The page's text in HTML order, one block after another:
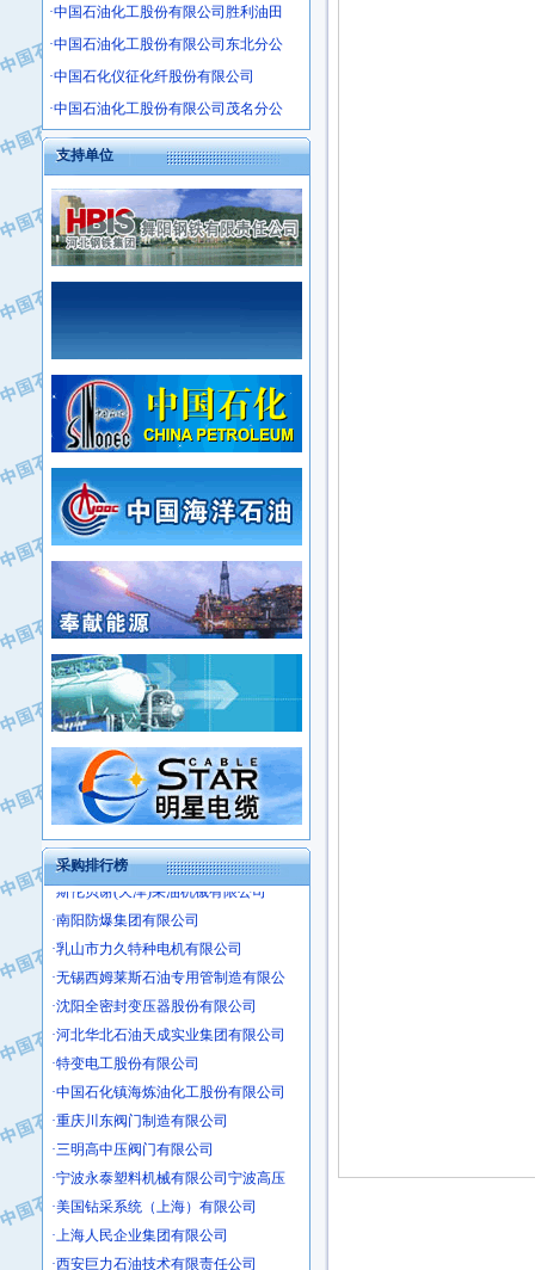
·浙江瑞普环境技术有限公司
·华北石油新大禹环保设备有限公司
·河北翼凌机械制造总厂
·实华(天津)国际贸易有限公司
·上海宝钢商贸有限公司
·正泰集团
·华北油田科达开发有限公司
·上海高桥电缆（集团）有限公司
·中核苏阀科技实业股份有限公司
·山特电子（深圳）有限公司
·常州市中兴石油化工助剂有限公司
·姜堰市三联助剂有限公司
·四川中光高技术研究所有限责任公司
·江苏天安防雷工程有限责任公司
·自贡五洲防腐安装有限公司
·中国石油化工股份有限公司胜利油田
·中国石油化工股份有限公司东北分公
·中国石化仪征化纤股份有限公司
·中国石油化工股份有限公司茂名分公
支持单位
采购排行榜
·靖江市天和泵业有限公司
·中油油气勘探软件国家工程研究中心
·西安长庆钻宇集团咸阳石化有限公司
·新疆新冠控制系统工程有限公司
·华北石油津工机械制造有限公司
·中国石化茂名石化分公司
·上海山武控制仪表有限公司
·上海赛科石油化工有限责任公司
·河北卓唯钢管制造有限公司
·中国石化扬子石油化工股份有限公司
·中国石化上海石油化工股份有限公司
·中国石化长岭炼化公司
·中国石油长庆油田分公司
·中国石油宁夏石化分公司
·山东墨龙石油机械股份有限公司
·大庆油田物资集团
·斯伦贝谢(天津)采油机械有限公司
·南阳防爆集团有限公司
·乳山市力久特种电机有限公司
·无锡西姆莱斯石油专用管制造有限公
·沈阳全密封变压器股份有限公司
·河北华北石油天成实业集团有限公司
·特变电工股份有限公司
·中国石化镇海炼油化工股份有限公司
·重庆川东阀门制造有限公司
·三明高中压阀门有限公司
·宁波永泰塑料机械有限公司宁波高压
·美国钻采系统（上海）有限公司
·上海人民企业集团有限公司
·西安巨力石油技术有限责任公司